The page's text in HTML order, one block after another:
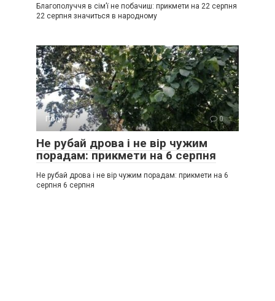
Благополуччя в сім’ї не побачиш: прикмети на 22 серпня
22 серпня значиться в народному
Події 0
Не рубай дрова і не вір чужим
порадам: прикмети на 6 серпня
Не рубай дрова і не вір чужим порадам: прикмети на 6
серпня 6 серпня